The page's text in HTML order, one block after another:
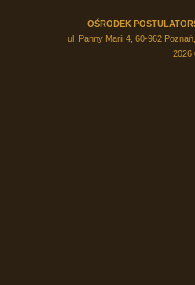
OŚRODEK
ul. Panny Marii 4, 60-962
2026